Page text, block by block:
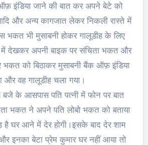
इंडिया जाने की बात कर अपने बेटे को
और अन्य कागजात लेकर निकली रास्ते में
भकत भी मुसाबनी होकर गालूडीह के लिए
में देखकर अपनी बाइक पर संचिता भकत और
को बिठाकर मुसाबनी बैंक ऑफ़ इंडिया
और वह गालूडीह चला गया।
बजे के आसपास पति पत्नी में फोन पर बात
भकत ने अपने पति लोबो भकत को बताया
है घर आने में देर होगी।इसके बाद देर शाम
इनका बेटा प्रेम कुमार घर नहीं आया तो